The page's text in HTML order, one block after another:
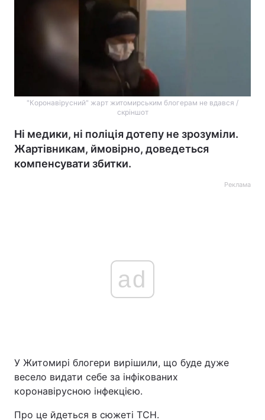
"Коронавірусний" жарт житомирським блогерам не вдався /
скріншот
Ні медики, ні поліція дотепу не зрозуміли.
Жартівникам, ймовірно, доведеться
компенсувати збитки.
Реклама
ad
У Житомирі блогери вирішили, що буде дуже
весело видати себе за інфікованих
коронавірусною інфекцією.
Про це йдеться в сюжеті ТСН.